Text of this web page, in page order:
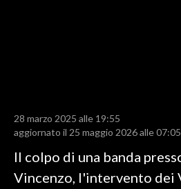
RISULTATI E CLASSIFICHE
CALCIO REGIONALE
BASKET
28 marzo 2025 alle 19:55
aggiornato il 25 maggio 2026 alle 07:05
Il colpo di una banda
Vincenzo, l'intervento dei